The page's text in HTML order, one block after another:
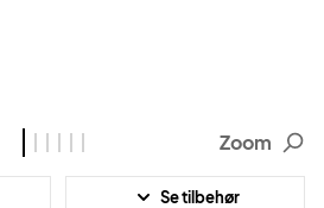
Zoom
Se tilbehør